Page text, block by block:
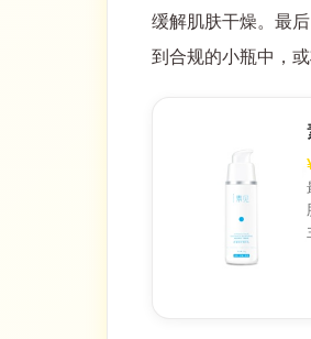
缓解肌肤干燥。最
到合规的小瓶中，